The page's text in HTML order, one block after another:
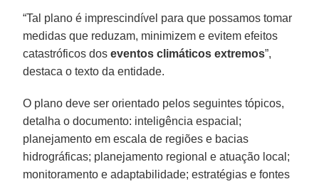
“Tal plano é imprescindível para que possamos tomar
medidas que reduzam, minimizem e evitem efeitos
catastróficos doseventos climáticos extremos”,
destaca o texto da entidade.
O plano deve ser orientado pelos seguintes tópicos,
detalha o documento: inteligência espacial;
planejamento em escala de regiões e bacias
hidrográficas; planejamento regional e atuação local;
monitoramento e adaptabilidade; estratégias e fontes